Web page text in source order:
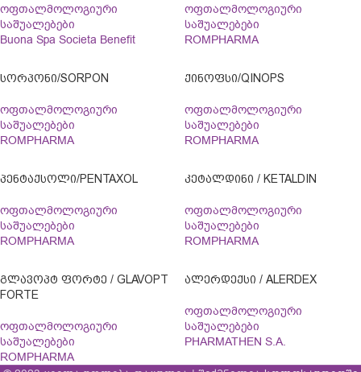
ოფთალმოლოგიური
საშუალებები
Buona Spa Societa Benefit
ოფთალმოლოგიური
საშუალებები
ROMPHARMA
ᲡᲝᲠᲞᲝᲜᲘ/SORPON
ოფთალმოლოგიური
საშუალებები
ROMPHARMA
ᲥᲘᲜᲝᲤᲡᲘ/QINOPS
ოფთალმოლოგიური
საშუალებები
ROMPHARMA
ᲞᲔᲜᲢᲐᲥᲡᲝᲚᲘ/PENTAXOL
ოფთალმოლოგიური
საშუალებები
ROMPHARMA
ᲙᲔᲢᲐᲚᲓᲘᲜᲘ / KETALDIN
ოფთალმოლოგიური
საშუალებები
ROMPHARMA
ᲒᲚᲐᲕᲝᲞᲢ ᲤᲝᲠᲢᲔ / GLAVOPT
FORTE
ოფთალმოლოგიური
საშუალებები
ROMPHARMA
ᲐᲚᲔᲠᲓᲔᲥᲡᲘ / ALERDEX
ოფთალმოლოგიური
საშუალებები
PHARMATHEN S.A.